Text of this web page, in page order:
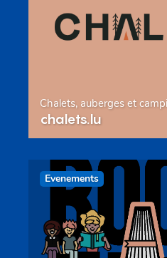
Chalets, auberges et
chalets.lu
Evenements